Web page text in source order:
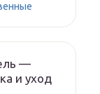
—
и уход